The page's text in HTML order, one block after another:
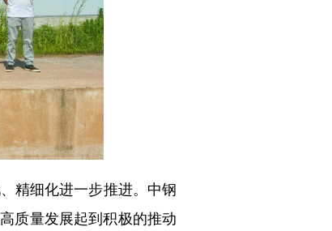
精细化进一步推进。中钢
质量发展起到积极的推动